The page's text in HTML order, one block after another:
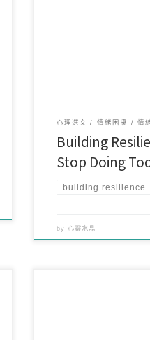
心理選文 情緒困擾 情
Building
Stop Doing
building resilience
by心靈水晶